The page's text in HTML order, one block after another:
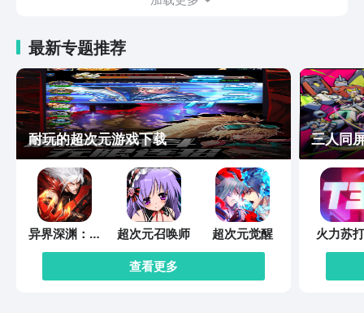
最新专题推荐
耐玩的超次元游戏下载
异界深渊：觉
醒
超次元召唤师
超次元觉醒
查看更多
三人同
火力苏